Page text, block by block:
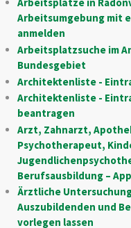
Arbeitsumgebung mit
anmelden
Arbeitsplatzsuche im
Bundesgebiet
Architektenliste -
Architektenliste -
beantragen
Arzt, Zahnarzt,
Psychotherapeut,
Berufsausbildung –
Ärztliche
Auszubildenden und
vorlegen lassen